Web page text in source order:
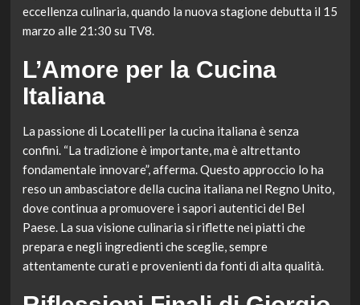
eccellenza culinaria, quando la nuova stagione debutta il 15
marzo alle 21:30 su TV8.
L’Amore per la Cucina
Italiana
La passione di Locatelli per la cucina italiana è senza
confini. “La tradizione è importante, ma è altrettanto
fondamentale innovare”, afferma. Questo approccio lo ha
reso un ambasciatore della cucina italiana nel Regno Unito,
dove continua a promuovere i sapori autentici del Bel
Paese. La sua visione culinaria si riflette nei piatti che
prepara e negli ingredienti che sceglie, sempre
attentamente curati e provenienti da fonti di alta qualità.